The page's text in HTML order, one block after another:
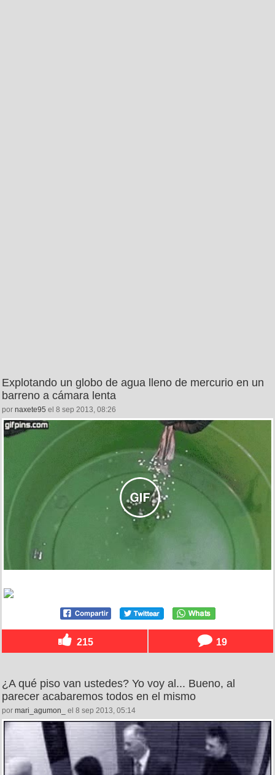
Explotando un globo de agua lleno de mercurio en un
barreno a cámara lenta
por naxete95 el 8 sep 2013, 08:26
215 19
¿A qué piso van ustedes? Yo voy al... Bueno, al
parecer acabaremos todos en el mismo
por mari_agumon_ el 8 sep 2013, 05:14